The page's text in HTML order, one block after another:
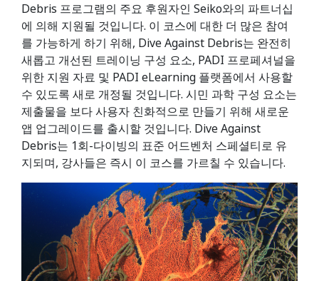
Debris 프로그램의 주요 후원자인 Seiko와의 파트너십
에 의해 지원될 것입니다. 이 코스에 대한 더 많은 참여
를 가능하게 하기 위해, Dive Against Debris는 완전히
새롭고 개선된 트레이닝 구성 요소, PADI 프로페셔널을
위한 지원 자료 및 PADI eLearning 플랫폼에서 사용할
수 있도록 새로 개정될 것입니다. 시민 과학 구성 요소는
제출물을 보다 사용자 친화적으로 만들기 위해 새로운
앱 업그레이드를 출시할 것입니다. Dive Against
Debris는 1회-다이빙의 표준 어드벤처 스페셜티로 유
지되며, 강사들은 즉시 이 코스를 가르칠 수 있습니다.